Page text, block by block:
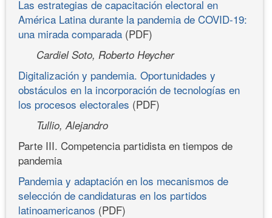
Las estrategias de capacitación electoral en
América Latina durante la pandemia de COVID-19:
una mirada comparada (PDF)
Cardiel Soto, Roberto Heycher
Digitalización y pandemia. Oportunidades y
obstáculos en la incorporación de tecnologías en
los procesos electorales (PDF)
Tullio, Alejandro
Parte III. Competencia partidista en tiempos de
pandemia
Pandemia y adaptación en los mecanismos de
selección de candidaturas en los partidos
latinoamericanos (PDF)